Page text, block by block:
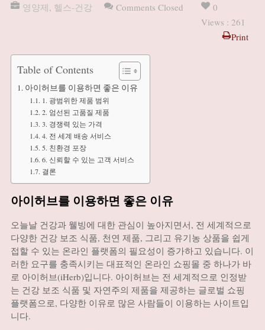
영양제, 헬스-건강 Comments Closed
0
Views : 261
Print
Table of Contents
아이허브를 이용하면 좋은 이유
1. 광범위한 제품 범위
2. 엄선된 고품질 제품
3. 경쟁력 있는 가격
4. 전 세계 배송 서비스
5. 친환경 포장
6. 신뢰할 수 있는 고객 서비스
결론
아이허브를 이용하면 좋은 이유
오늘날 건강과 웰빙에 대한 관심이 높아지면서, 전 세계적으로
다양한 건강 보조 식품, 천연 제품, 그리고 유기농 상품을 쉽게
접할 수 있는 온라인 플랫폼의 필요성이 증가하고 있습니다. 이
러한 요구를 충족시키는 대표적인 온라인 쇼핑몰 중 하나가 바
로 아이허브(iHerb)입니다. 아이허브는 전 세계적으로 인정받
는 건강 보조 식품 및 자연주의 제품을 제공하는 글로벌 쇼핑
플랫폼으로, 다양한 이유로 많은 사람들이 이용하는 사이트입
니다.